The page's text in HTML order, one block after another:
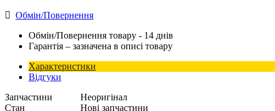
Обмін/Повернення
Обмін/Повернення товару - 14 днів
Гарантія – зазначена в описі товару
Характеристики
Відгуки
Запчастини
Неоригінал
Стан
Нові запчастини